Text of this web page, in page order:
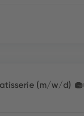
(m/w/d)